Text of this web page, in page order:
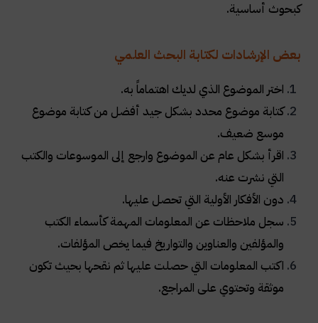
كبحوث أساسية.
بعض الإرشادات لكتابة البحث العلمي
اختر الموضوع الذي لديك اهتماماً به.
كتابة موضوع محدد بشكل جيد أفضل من كتابة موضوع
موسع ضعيف.
اقرأ بشكل عام عن الموضوع وارجع إلى الموسوعات والكتب
التي نشرت عنه.
دون الأفكار الأولية التي تحصل عليها.
سجل ملاحظات عن المعلومات المهمة كأسماء الكتب
والمؤلفين والعناوين والتواريخ فيما يخص المؤلفات.
اكتب المعلومات التي حصلت عليها ثم نقحها بحيث تكون
موثقة وتحتوي على المراجع.